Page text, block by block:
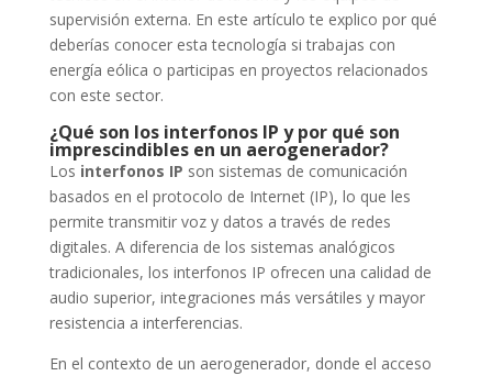
supervisión externa. En este artículo te explico por qué
deberías conocer esta tecnología si trabajas con
energía eólica o participas en proyectos relacionados
con este sector.
¿Qué son los interfonos IP y por qué son
imprescindibles en un aerogenerador?
Los interfonos IP son sistemas de comunicación
basados en el protocolo de Internet (IP), lo que les
permite transmitir voz y datos a través de redes
digitales. A diferencia de los sistemas analógicos
tradicionales, los interfonos IP ofrecen una calidad de
audio superior, integraciones más versátiles y mayor
resistencia a interferencias.
En el contexto de un aerogenerador, donde el acceso